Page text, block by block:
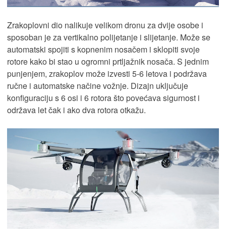
Zrakoplovni dio nalikuje velikom dronu za dvije osobe i
sposoban je za vertikalno polijetanje i slijetanje. Može se
automatski spojiti s kopnenim nosačem i sklopiti svoje
rotore kako bi stao u ogromni prtljažnik nosača. S jednim
punjenjem, zrakoplov može izvesti 5-6 letova i podržava
ručne i automatske načine vožnje. Dizajn uključuje
konfiguraciju s 6 osi i 6 rotora što povećava sigurnost i
održava let čak i ako dva rotora otkažu.